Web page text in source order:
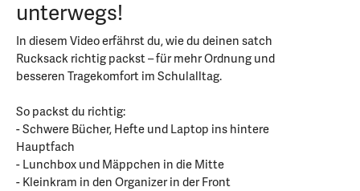
unterwegs!
In diesem Video erfährst du, wie du deinen satch
Rucksack richtig packst – für mehr Ordnung und
besseren Tragekomfort im Schulalltag.
So packst du richtig:
- Schwere Bücher, Hefte und Laptop ins hintere
Hauptfach
- Lunchbox und Mäppchen in die Mitte
- Kleinkram in den Organizer in der Front